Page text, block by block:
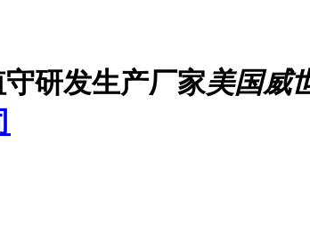
研发生产厂家美国威